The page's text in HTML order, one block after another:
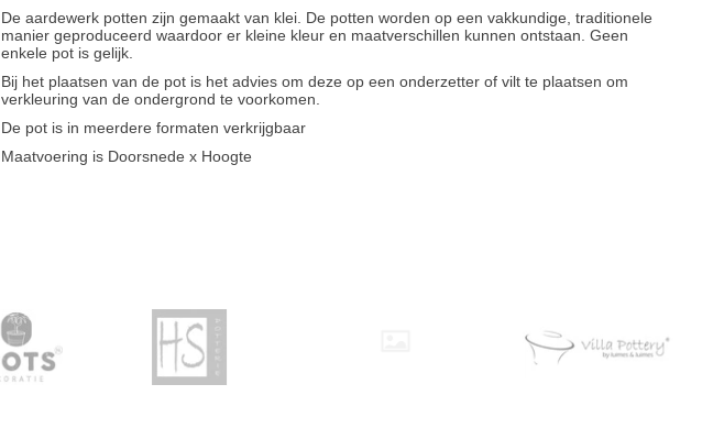
De aardewerk potten zijn gemaakt van klei. De potten worden op een vakkundige, traditionele
manier geproduceerd waardoor er kleine kleur en maatverschillen kunnen ontstaan. Geen
enkele pot is gelijk.
Bij het plaatsen van de pot is het advies om deze op een onderzetter of vilt te plaatsen om
verkleuring van de ondergrond te voorkomen.
De pot is in meerdere formaten verkrijgbaar
Maatvoering is Doorsnede x Hoogte